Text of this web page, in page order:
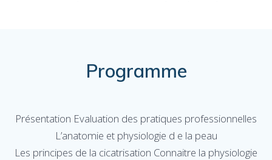
Programme
Présentation Evaluation des pratiques professionnelles
L’anatomie et physiologie d e la peau
Les principes de la cicatrisation Connaitre la physiologie